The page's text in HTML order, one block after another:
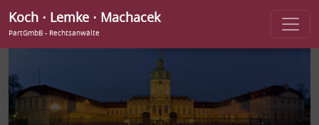
Koch ⋅ Lemke ⋅ Machacek
PartGmbB - Rechtsanwälte